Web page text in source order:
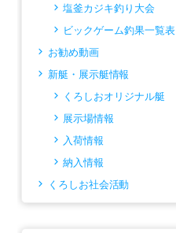
塩釜カジキ釣り大会
ビックゲーム釣果一覧表
お勧め動画
新艇・展示艇情報
くろしおオリジナル艇
展示場情報
入荷情報
納入情報
くろしお社会活動